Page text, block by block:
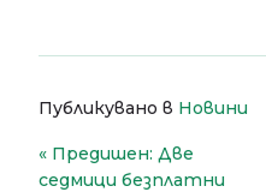
Публикувано в Новини
Навигация
Предишен: Две
седмици безплатни